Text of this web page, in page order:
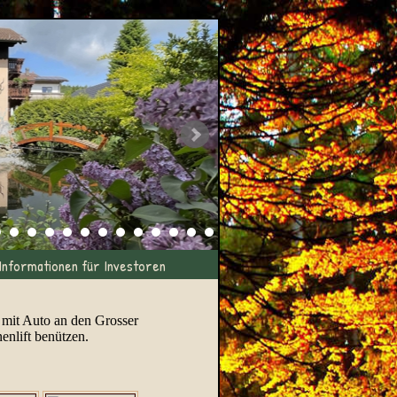
für Investoren
Auto an den Grosser
benützen.